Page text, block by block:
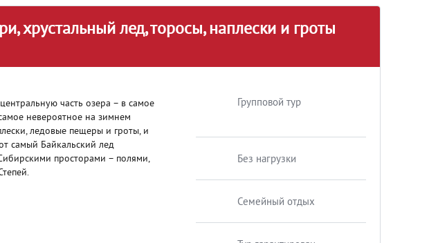
хрустальный лед, торосы, наплески и гроты
часть озера – в самое
невероятное на зимнем
ледовые пещеры и гроты, и
самый Байкальский лед
просторами – полями,
Групповой тур
Без нагрузки
Семейный отдых